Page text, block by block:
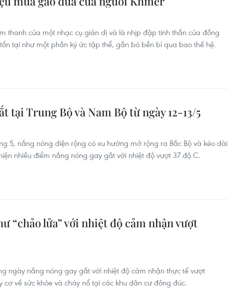
thanh của một nhạc cụ giản dị và là nhịp đập tinh thần của đồng
tại như một phần ký ức tập thể, gắn bó bền bỉ qua bao thế hệ.
tại Trung Bộ và Nam Bộ từ ngày 12-13/5
5, nắng nóng diện rộng có xu hướng mở rộng ra Bắc Bộ và kéo dài
nhiều điểm nắng nóng gay gắt với nhiệt độ vượt 37 độ C.
“chảo lửa” với nhiệt độ cảm nhận vượt
ngày nắng nóng gay gắt với nhiệt độ cảm nhận thực tế vượt
về sức khỏe và cháy nổ tại các khu dân cư đông đúc.